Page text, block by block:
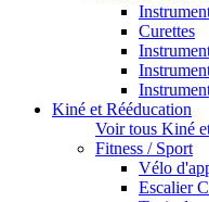
Curettes
Kiné et Rééducation
Voir tous Kiné
Fitness / Sport
Vélo
Escalier